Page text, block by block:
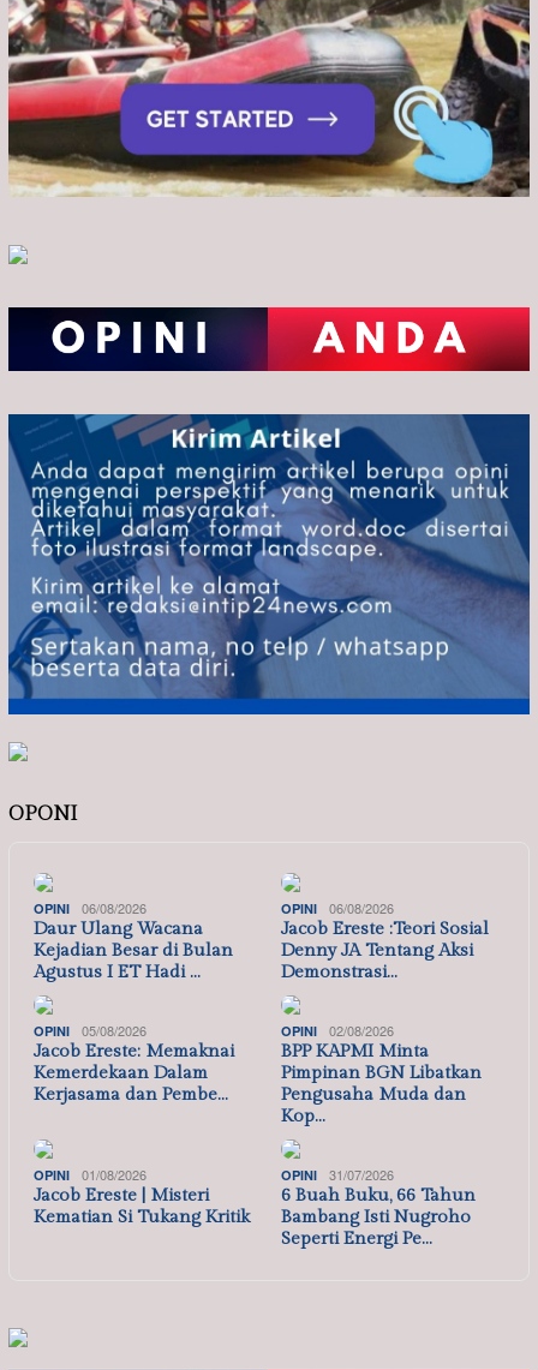
OPONI
OPINI 06/08/2026
Daur Ulang Wacana
Kejadian Besar di Bulan
Agustus I ET Hadi …
OPINI 06/08/2026
Jacob Ereste :Teori Sosial
Denny JA Tentang Aksi
Demonstrasi…
OPINI 05/08/2026
Jacob Ereste: Memaknai
Kemerdekaan Dalam
Kerjasama dan Pembe…
OPINI 02/08/2026
BPP KAPMI Minta
Pimpinan BGN Libatkan
Pengusaha Muda dan
Kop…
OPINI 01/08/2026
Jacob Ereste | Misteri
Kematian Si Tukang Kritik
OPINI 31/07/2026
6 Buah Buku, 66 Tahun
Bambang Isti Nugroho
Seperti Energi Pe…